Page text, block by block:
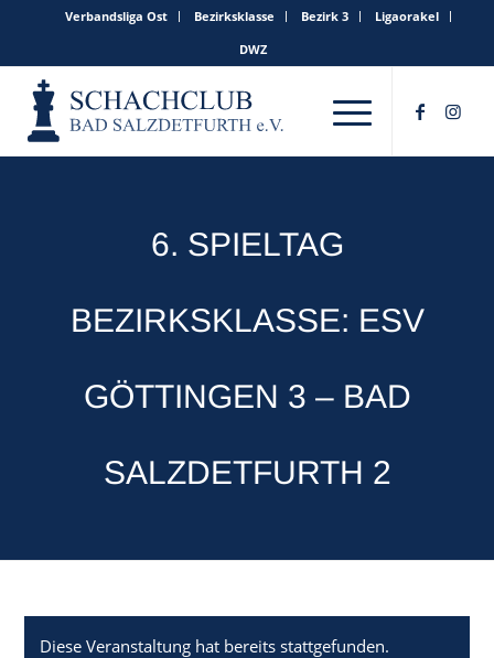
Verbandsliga Ost Bezirksklasse Bezirk 3
Ligaorakel
DWZ
6. SPIELTAG
BEZIRKSKLASSE: ESV
GÖTTINGEN 3 – BAD
SALZDETFURTH 2
Diese Veranstaltung hat bereits stattgefunden.